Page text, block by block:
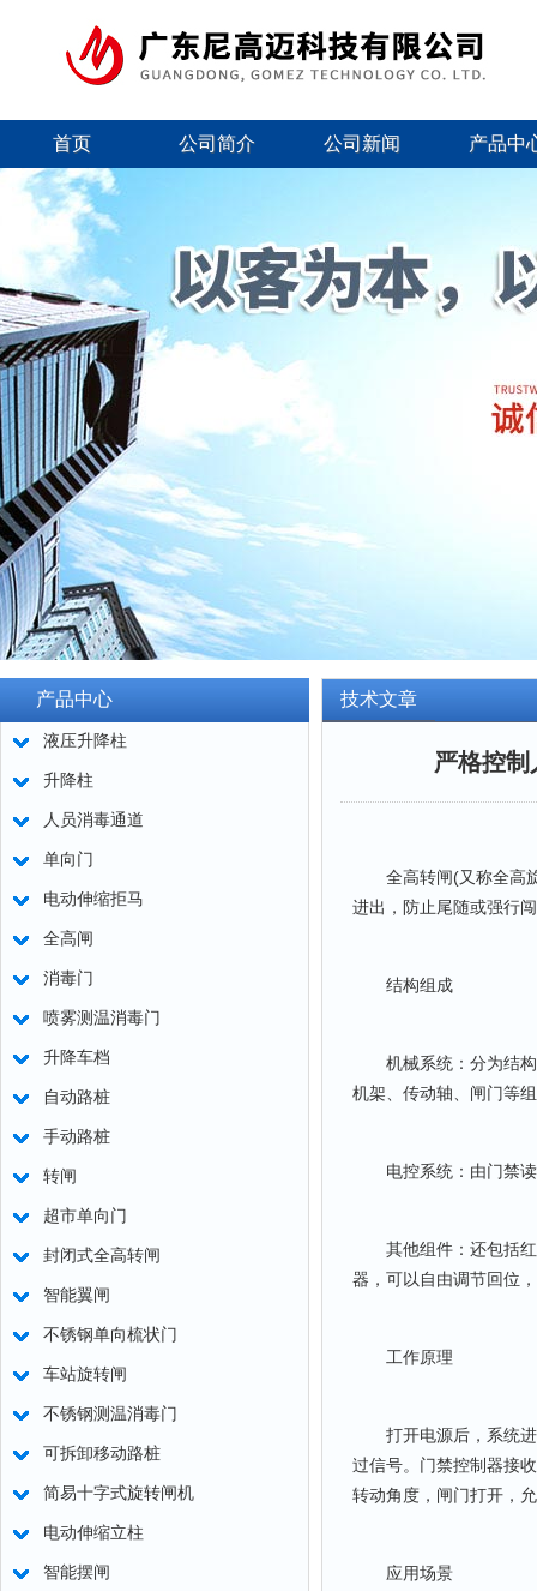
首页 公司简介 公司新闻 产品中
产品中心
液压升降柱
升降柱
人员消毒通道
单向门
电动伸缩拒马
全高闸
消毒门
喷雾测温消毒门
升降车档
自动路桩
手动路桩
转闸
超市单向门
封闭式全高转闸
智能翼闸
不锈钢单向梳状门
车站旋转闸
不锈钢测温消毒门
可拆卸移动路桩
简易十字式旋转闸机
电动伸缩立柱
智能摆闸
技术文章
严格控
全高转闸(又称全高旋
进出，防止尾随或强行
结构组成
机械系统：分为结构
机架、传动轴、闸门等
电控系统：由门禁读
其他组件：还包括红
器，可以自由调节回位
工作原理
打开电源后，系统进
过信号。门禁控制器接
转动角度，闸门打开，
应用场景